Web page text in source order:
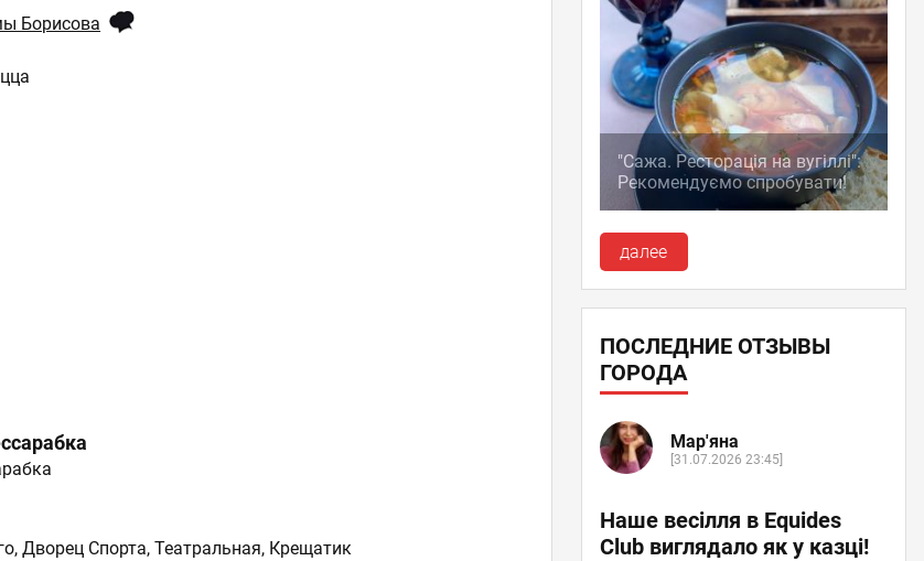
Борисова
Дворец Спорта, Театральная, Крещатик
"Сажа. Ресторація на вугіллі":
Рекомендуємо спробувати!
далее
ПОСЛЕДНИЕ ОТЗЫВЫ
ГОРОДА
Мар'яна
[31.07.2026 23:45]
Наше весілля в Equides
Club виглядало як у казці!